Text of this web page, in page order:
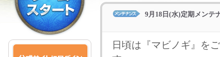
9月18日(水)定期メンテ
日頃は『マビノギ』を